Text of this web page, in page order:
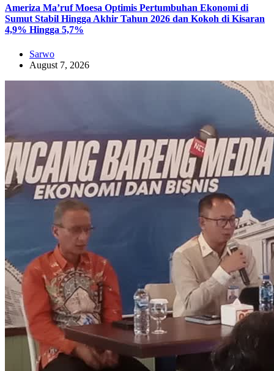
Ameriza Ma’ruf Moesa‎ Optimis Pertumbuhan Ekonomi di
Sumut Stabil Hingga Akhir Tahun 2026 dan Kokoh di Kisaran
4,9% Hingga 5,7%
Sarwo
August 7, 2026